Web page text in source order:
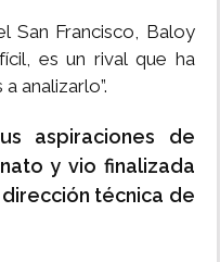
San Francisco, Baloy
es un rival que ha
analizarlo”.
aspiraciones de
y vio finalizada
técnica de